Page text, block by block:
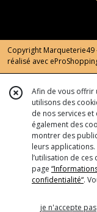
Copyright Marqueterie49
réalisé avec
Afin de vous offrir
utilisons des
de nos services et
également des
montrer des
leurs applications.
l’utilisation de
page
confidentialité“.
je n'accepte pas